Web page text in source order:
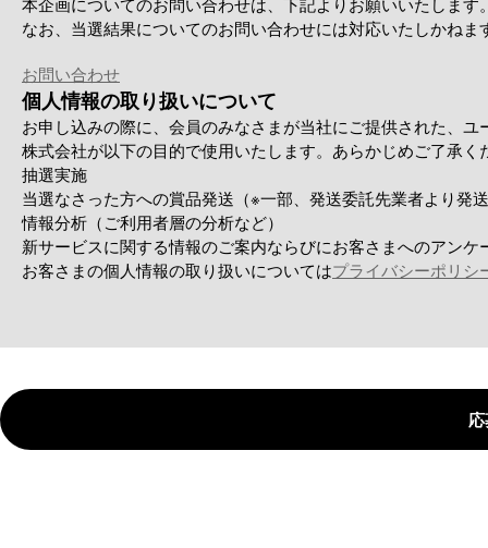
なお、当選結果についてのお問い合わせには対応いたしかねま
お問い合わせ
個人情報の取り扱いについて
お申し込みの際に、会員のみなさまが当社にご提供された、
株式会社が以下の目的で使用いたします。あらかじめご了承く
抽選実施
当選なさった方への賞品発送（※一部、発送委託先業者より発
情報分析（ご利用者層の分析など）
新サービスに関する情報のご案内ならびにお客さまへのアンケ
お客さまの個人情報の取り扱いについてはプライバシーポリシ